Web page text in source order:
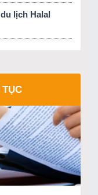
lịch Halal